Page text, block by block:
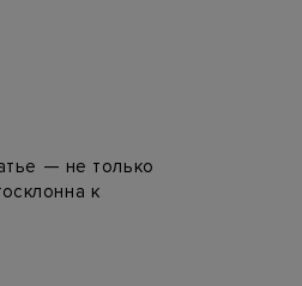
— не только
к